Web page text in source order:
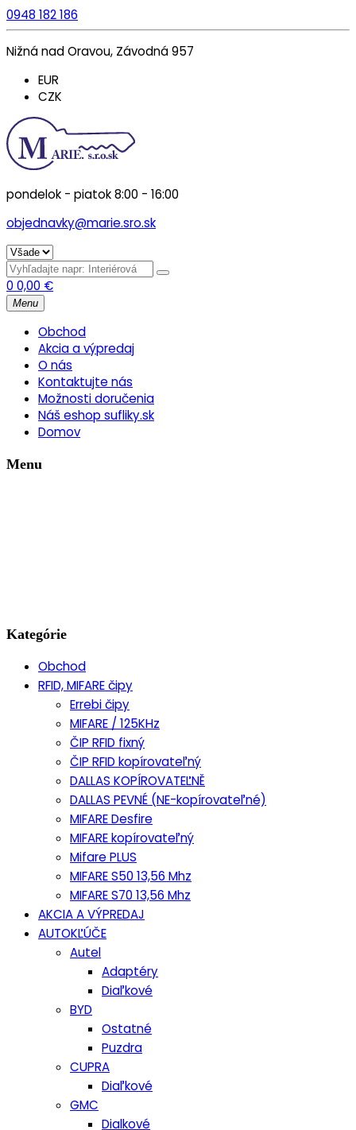
0948 182 186
Nižná nad Oravou, Závodná 957
EUR
CZK
pondelok - piatok 8:00 - 16:00
objednavky@marie.sro.sk
0 0,00 €
Menu
Obchod
Akcia a výpredaj
O nás
Kontaktujte nás
Možnosti doručenia
Náš eshop sufliky.sk
Domov
Menu
Kategórie
Obchod
RFID, MIFARE čipy
Errebi čipy
MIFARE / 125KHz
ČIP RFID fixný
ČIP RFID kopírovateľný
DALLAS KOPÍROVATEĽNĚ
DALLAS PEVNÉ (NE-kopírovateľné)
MIFARE Desfire
MIFARE kopírovateľný
Mifare PLUS
MIFARE S50 13,56 Mhz
MIFARE S70 13,56 Mhz
AKCIA A VÝPREDAJ
AUTOKĽÚČE
Autel
Adaptéry
Diaľkové
BYD
Ostatné
Puzdra
CUPRA
Diaľkové
GMC
Dialkové